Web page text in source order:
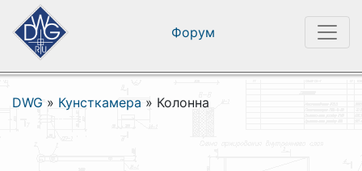
Форум
DWG » Кунсткамера » Колонна